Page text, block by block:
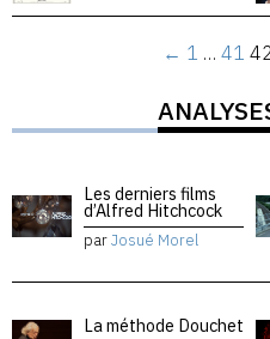
← 1 … 41
Les derniers films
d’Alfred Hitchcock
parJosué Morel
La méthode Douchet